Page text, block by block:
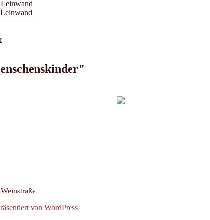
von WordPress